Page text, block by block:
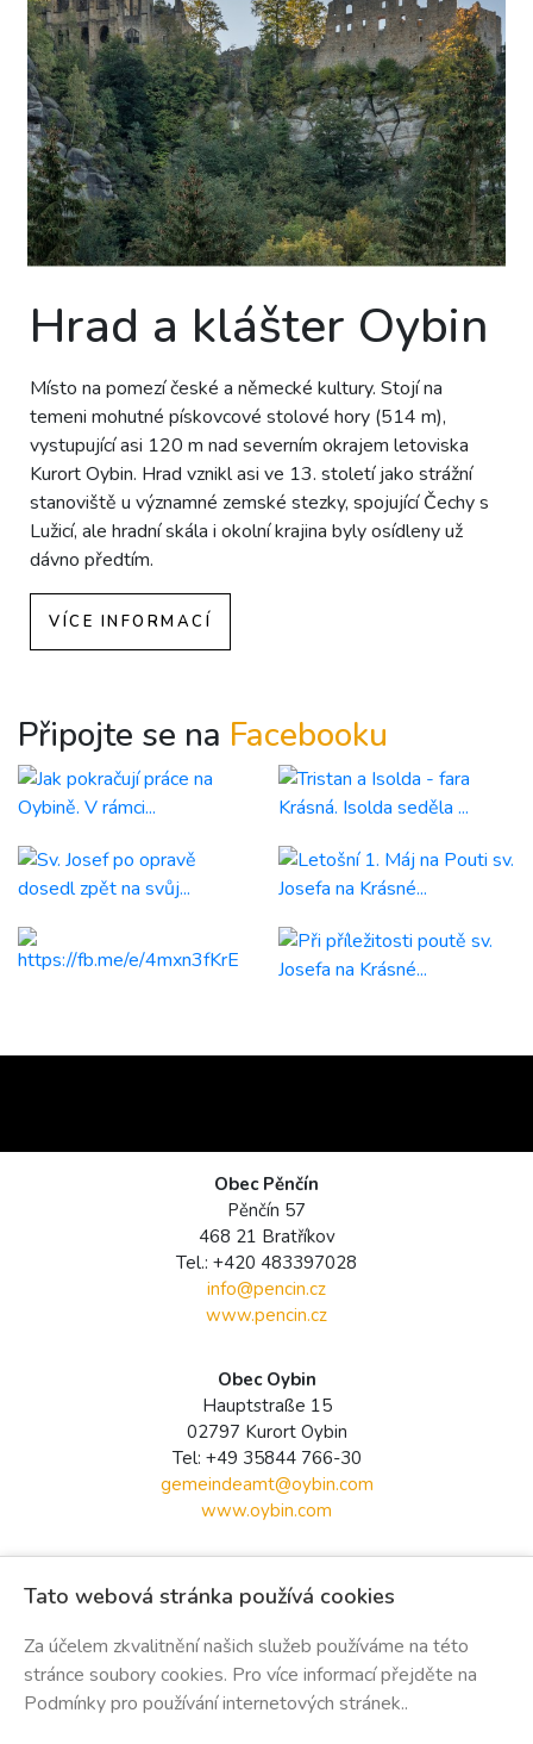
Hrad a klášter Oybin
Místo na pomezí české a německé kultury. Stojí na
temeni mohutné pískovcové stolové hory (514 m),
vystupující asi 120 m nad severním okrajem letoviska
Kurort Oybin. Hrad vznikl asi ve 13. století jako strážní
stanoviště u významné zemské stezky, spojující Čechy s
Lužicí, ale hradní skála i okolní krajina byly osídleny už
dávno předtím.
VÍCE INFORMACÍ
Připojte se na Facebooku
Obec Pěnčín
Pěnčín 57
468 21 Bratříkov
Tel.: +420 483397028
info@pencin.cz
www.pencin.cz
Obec Oybin
Hauptstraße 15
02797 Kurort Oybin
Tel: +49 35844 766-30
gemeindeamt@oybin.com
www.oybin.com
Fremdenverkehrsbetrieb Oybin
02797 Kurort Oybin
Tel: +49 35844 7330
info@oybin.com
Tato webová stránka používá cookies
Za účelem zkvalitnění našich služeb používáme na této
stránce soubory cookies. Pro více informací přejděte na
Podmínky pro používání internetových stránek..